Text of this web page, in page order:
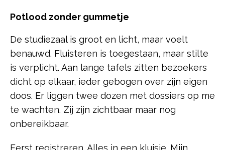
Potlood zonder gummetje
De studiezaal is groot en licht, maar voelt
benauwd. Fluisteren is toegestaan, maar stilte
is verplicht. Aan lange tafels zitten bezoekers
dicht op elkaar, ieder gebogen over zijn eigen
doos. Er liggen twee dozen met dossiers op me
te wachten. Zij zijn zichtbaar maar nog
onbereikbaar.
Eerst registreren. Alles in een kluisje. Mijn